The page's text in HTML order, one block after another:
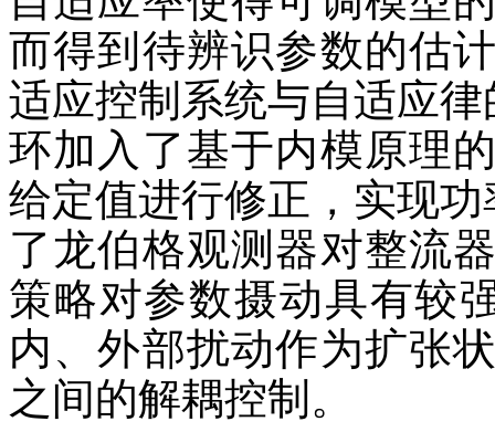
而得到待辨识参数的估
适应控制系统与自适应
环加入了基于内模原理
给定值进行修正，实现
了龙伯格观测器对整流
策略对参数摄动具有较
内、外部扰动作为扩张
之间的解耦控制。